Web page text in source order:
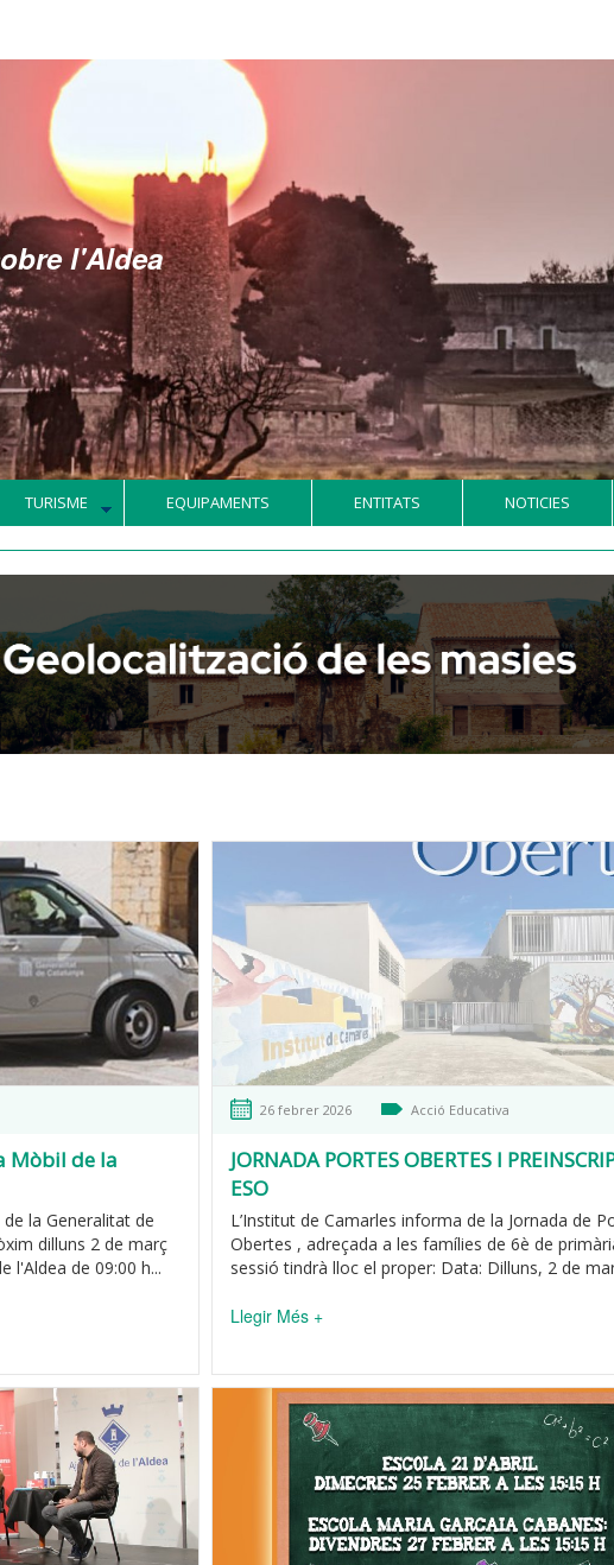
TURISME EQUIPAMENTS ENTITATS NOTICIES
Mòbil de la
la Generalitat de
dilluns 2 de març
l'Aldea de 09:00 h...
26 febrer 2026 Acció Educativa
JORNADA PORTES OBERTES I
ESO
L’Institut de Camarles informa de la Jornada de
Obertes , adreçada a les famílies de 6è de
sessió tindrà lloc el proper: Data: Dilluns, 2 de
Llegir Més +